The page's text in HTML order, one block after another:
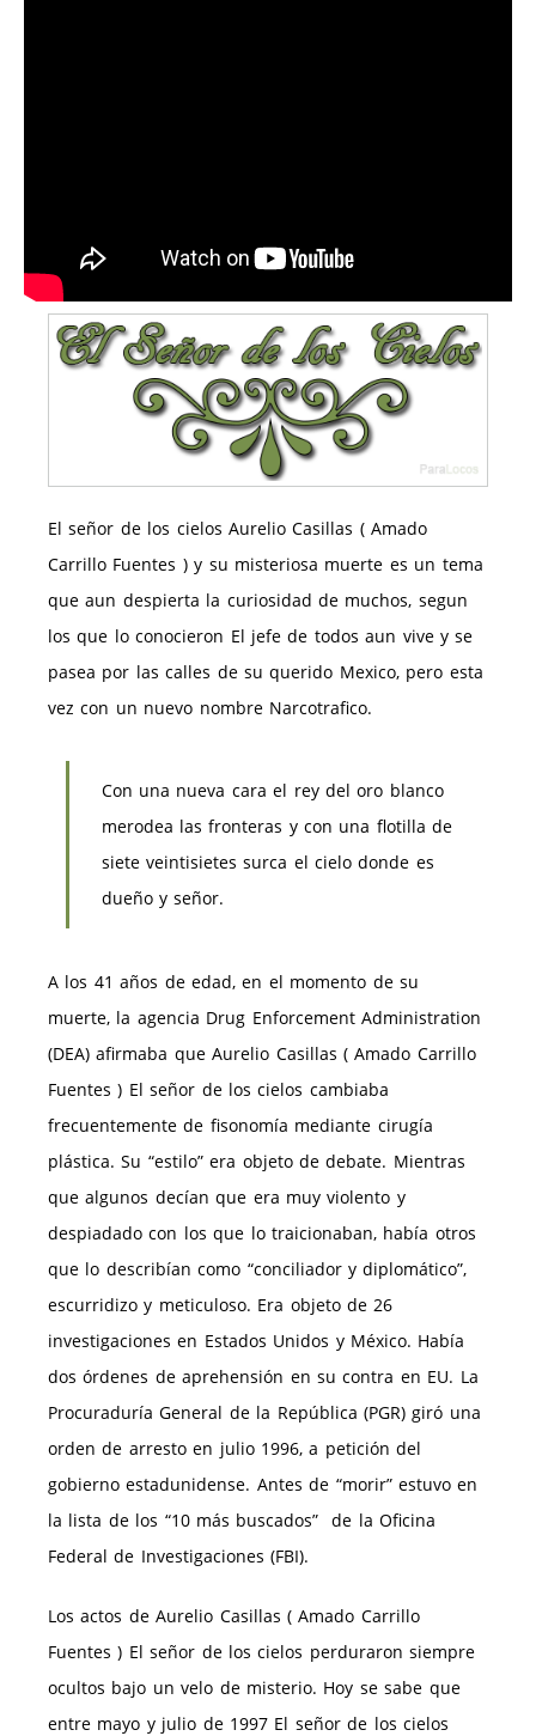
El señor de los cielos Aurelio Casillas ( Amado
Carrillo Fuentes ) y su misteriosa muerte es un tema
que aun despierta la curiosidad de muchos, segun
los que lo conocieron El jefe de todos aun vive y se
pasea por las calles de su querido Mexico, pero esta
vez con un nuevo nombre Narcotrafico.
Con una nueva cara el rey del oro blanco
merodea las fronteras y con una flotilla de
siete veintisietes surca el cielo donde es
dueño y señor.
A los 41 años de edad, en el momento de su
muerte, la agencia Drug Enforcement Administration
(DEA) afirmaba que Aurelio Casillas ( Amado Carrillo
Fuentes ) El señor de los cielos cambiaba
frecuentemente de fisonomía mediante cirugía
plástica. Su “estilo” era objeto de debate. Mientras
que algunos decían que era muy violento y
despiadado con los que lo traicionaban, había otros
que lo describían como “conciliador y diplomático”,
escurridizo y meticuloso. Era objeto de 26
investigaciones en Estados Unidos y México. Había
dos órdenes de aprehensión en su contra en EU. La
Procuraduría General de la República (PGR) giró una
orden de arresto en julio 1996, a petición del
gobierno estadunidense. Antes de “morir” estuvo en
la lista de los “10 más buscados” de la Oficina
Federal de Investigaciones (FBI).
Los actos de Aurelio Casillas ( Amado Carrillo
Fuentes ) El señor de los cielos perduraron siempre
ocultos bajo un velo de misterio. Hoy se sabe que
entre mayo y julio de 1997 El señor de los cielos